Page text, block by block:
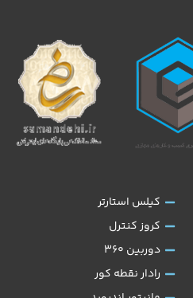
کیلس استارتر
کروز کنترل
دوربین 360
رادار نقطه کور